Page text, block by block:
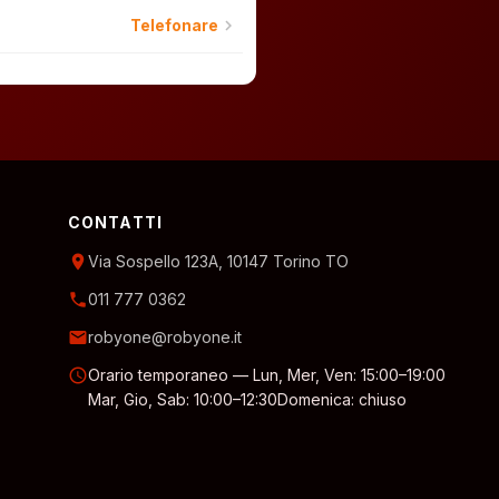
Telefonare chevron_right
CONTATTI
location_onVia Sospello 123A, 10147 Torino TO
phone011 777 0362
emailrobyone@robyone.it
scheduleOrario temporaneo — Lun, Mer, Ven: 15:00–19:00
Mar, Gio, Sab: 10:00–12:30Domenica: chiuso